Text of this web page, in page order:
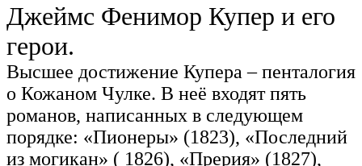
Джеймс Фенимор Купер и его
герои.
Высшее достижение Купера – пенталогия
о Кожаном Чулке. В неё входят пять
романов, написанных в следующем
порядке: «Пионеры» (1823), «Последний
из могикан» ( 1826), «Прерия» (1827),